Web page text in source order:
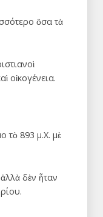
ὅσα τὰ
οἰκογένεια.
τὸ 893 μ.Χ. μὲ
δὲν ἦταν